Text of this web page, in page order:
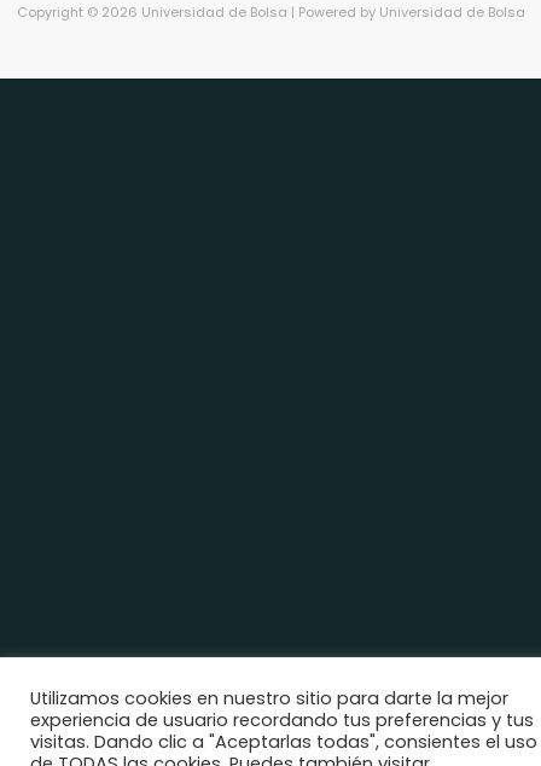
Copyright © 2026 Universidad de Bolsa | Powered by Universidad de Bolsa
Utilizamos cookies en nuestro sitio para darte la mejor
experiencia de usuario recordando tus preferencias y tus
visitas. Dando clic a "Aceptarlas todas", consientes el uso